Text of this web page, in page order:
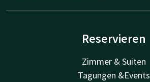
Reservieren
Zimmer & Suiten
Tagungen &Events